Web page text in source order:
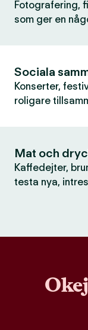
Fotografering,
som ger en
Sociala
Konserter,
roligare
Mat och
Kaffedejter,
testa nya,